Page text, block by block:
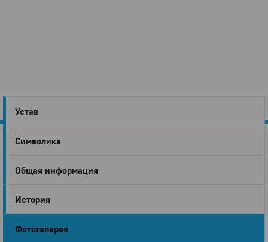
Город
Глазов
Устав
Символика
Общая информация
История
Фотогалерея